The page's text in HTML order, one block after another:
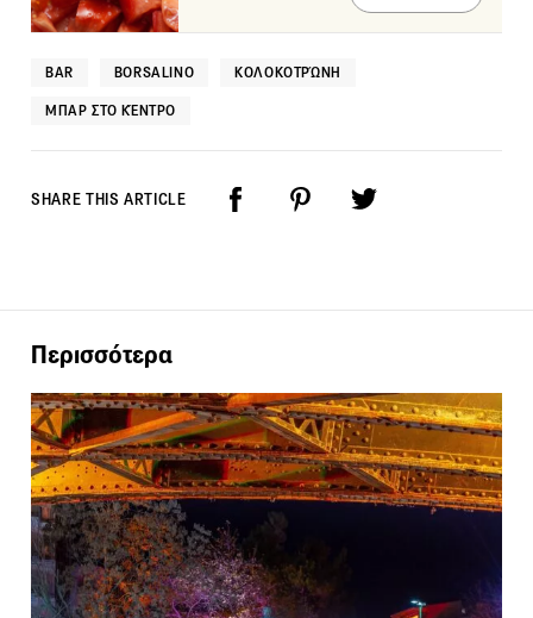
BAR BORSALINO ΚΟΛΟΚΟΤΡΏΝΗ
ΜΠΑΡ ΣΤΟ ΚΈΝΤΡΟ
SHARE THIS ARTICLE
Περισσότερα